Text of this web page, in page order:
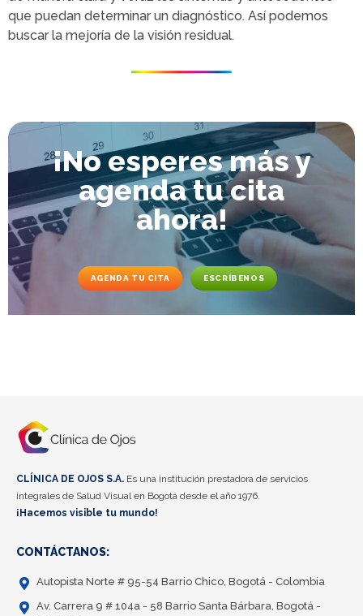
que puedan determinar un diagnóstico. Así podemos
buscar la mejoría de la visión residual.
¡No esperes más y
agenda tu cita
ahora!
AGENDA TU CITA ESCRÍBENOS
CLÍNICA DE OJOS S.A. Es una institución prestadora de servicios
integrales de Salud Visual en Bogotá desde el año 1976.
¡Hacemos visible tu mundo!
CONTÁCTANOS:
Autopista Norte # 95-54 Barrio Chico, Bogotá - Colombia
Av. Carrera 9 # 104a - 58 Barrio Santa Bárbara, Bogotá -